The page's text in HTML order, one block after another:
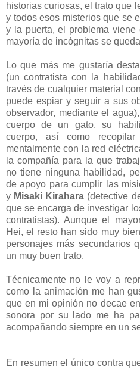
historias curiosas, el trato que
y todos esos misterios que se
y la puerta, el problema
mayoría de incógnitas se
Lo que más me gustaría
(un contratista con la
través de cualquier material
puede espiar y seguir a sus
observador, mediante el agua),
cuerpo de un gato, su
cuerpo, así como recopilar
mentalmente con la red
la compañía para la que
no tiene ninguna habilidad,
de apoyo para cumplir las
y Misaki Kirahara (detective
que se encarga de investigar
contratistas). Aunque el
Hei, el resto han sido muy
personajes más secundarios
un muy buen trato.
Técnicamente no le voy a
como la animación me han
que en mi opinión no decae
sonora por su lado me ha
acompañando siempre en un
En resumen el único contra